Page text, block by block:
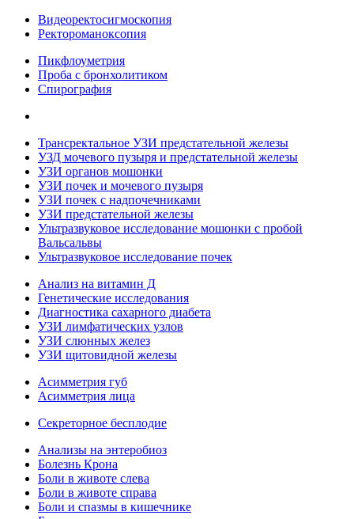
Видеоректосигмоскопия
Ректороманоксопия
Пикфлоуметрия
Проба с бронхолитиком
Спирография
Трансректальное УЗИ предстательной железы
УЗД мочевого пузыря и предстательной железы
УЗИ органов мошонки
УЗИ почек и мочевого пузыря
УЗИ почек с надпочечниками
УЗИ предстательной железы
Ультразвуковое исследование мошонки с пробой
Вальсальвы
Ультразвуковое исследование почек
Анализ на витамин Д
Генетические исследования
Диагностика сахарного диабета
УЗИ лимфатических узлов
УЗИ слюнных желез
УЗИ щитовидной железы
Асимметрия губ
Асимметрия лица
Секреторное бесплодие
Анализы на энтеробиоз
Болезнь Крона
Боли в животе слева
Боли в животе справа
Боли и спазмы в кишечнике